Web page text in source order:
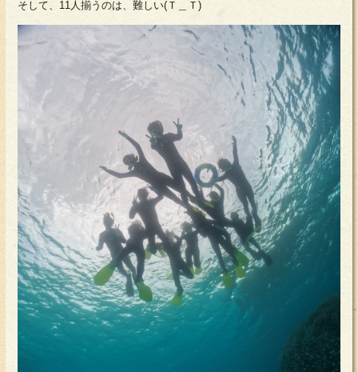
そして、11人揃うのは、難しい(Ｔ＿Ｔ)